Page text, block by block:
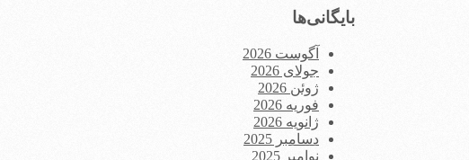
بایگانی‌ها
آگوست 2026
جولای 2026
ژوئن 2026
فوریه 2026
ژانویه 2026
دسامبر 2025
نوامبر 2025